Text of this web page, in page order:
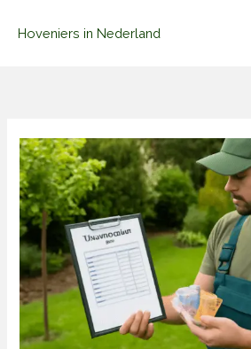
naarHoveniers in Nederland